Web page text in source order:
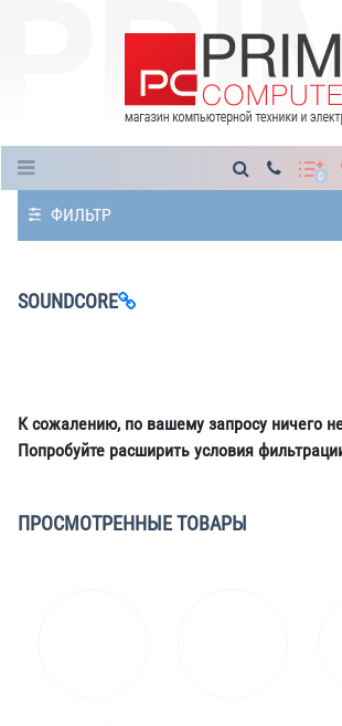
0
ФИЛЬТР
SOUNDCORE
К сожалению, по вашему запросу ничего
Попробуйте расширить условия
ПРОСМОТРЕННЫЕ ТОВАРЫ